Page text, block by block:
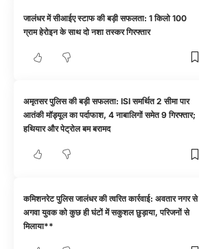
जालंधर में सीआईए स्टाफ की बड़ी सफलता: 1 किलो 100
ग्राम हेरोइन के साथ दो नशा तस्कर गिरफ्तार
अमृतसर पुलिस की बड़ी सफलता: ISI समर्थित 2 सीमा पार
आतंकी मॉड्यूल का पर्दाफाश, 4 नाबालिगों समेत 9 गिरफ्तार;
हथियार और पेट्रोल बम बरामद
कमिशनरेट पुलिस जालंधर की त्वरित कार्रवाई: अवतार नगर से
अगवा युवक को कुछ ही घंटों में सकुशल छुड़ाया, परिजनों से
मिलाया**